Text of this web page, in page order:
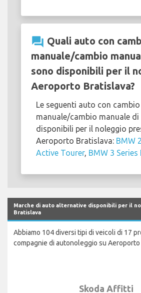
question_answer Quali auto con
manuale/cambio
sono disponibili per il
Aeroporto Bratislava?
Le seguenti auto con cambio
manuale/cambio manuale di
disponibili per il noleggio
Aeroporto Bratislava: BMW
Active Tourer, BMW 3 Series
Marche di auto alternative disponibili per il
Bratislava
Abbiamo 104 diversi tipi di veicoli di 17
compagnie di autonoleggio su Aeroporto
Skoda Affitti